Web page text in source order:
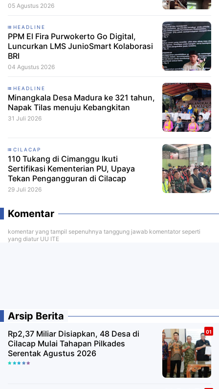
05 Agustus 2026
HEADLINE
PPM El Fira Purwokerto Go Digital,
Luncurkan LMS JunioSmart Kolaborasi
BRI
04 Agustus 2026
HEADLINE
Minangkala Desa Madura ke 321 tahun,
Napak Tilas menuju Kebangkitan
31 Juli 2026
CILACAP
110 Tukang di Cimanggu Ikuti
Sertifikasi Kementerian PU, Upaya
Tekan Pengangguran di Cilacap
29 Juli 2026
Komentar
komentar yang tampil sepenuhnya tanggung jawab komentator seperti
yang diatur UU ITE
Arsip Berita
Rp2,37 Miliar Disiapkan, 48 Desa di
Cilacap Mulai Tahapan Pilkades
Serentak Agustus 2026